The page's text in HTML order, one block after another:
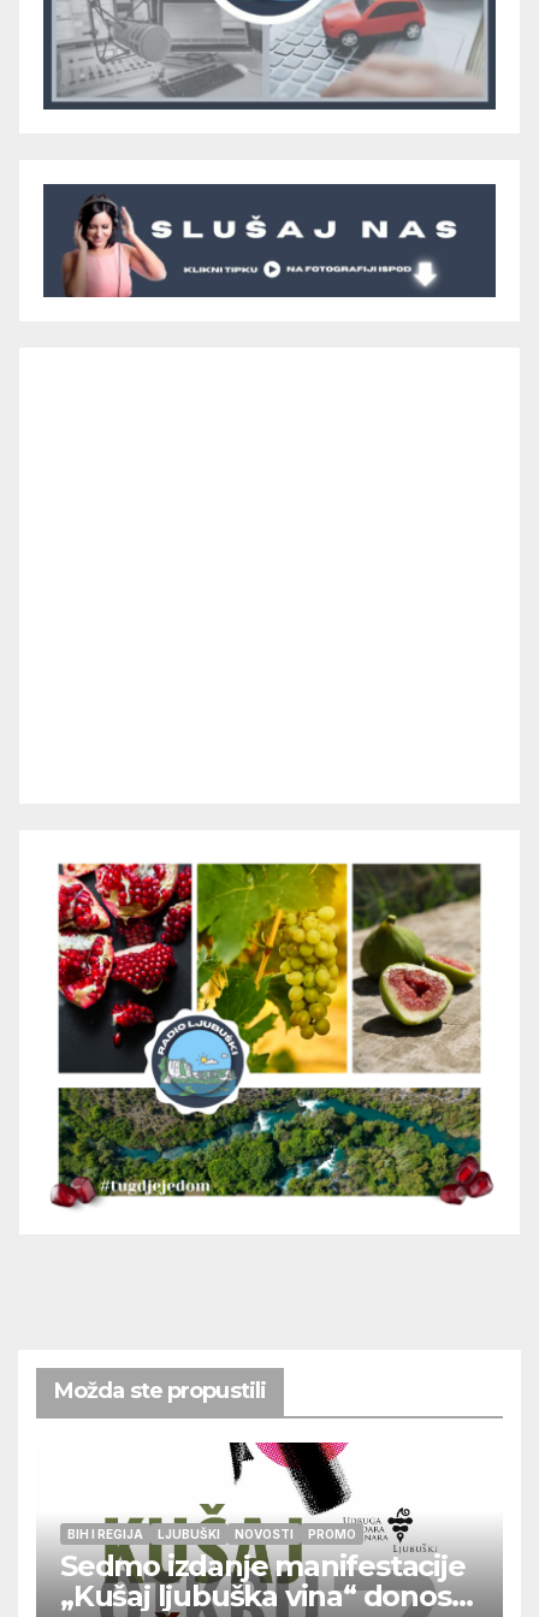
Možda ste propustili
BIH I REGIJA LJUBUŠKI NOVOSTI PROMO
Sedmo izdanje manifestacije
„Kušaj ljubuška vina“ donosi